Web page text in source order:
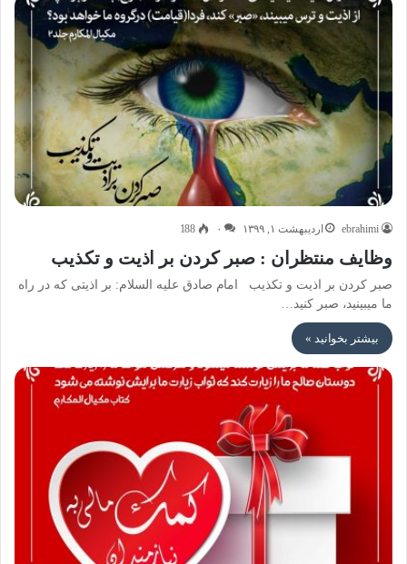
ebrahimi اردیبهشت ۱, ۱۳۹۹ ۰ 188
وظایف منتظران : صبر کردن بر اذیت و تکذیب
صبر کردن بر اذیت و تکذیب امام صادق علیه السلام: بر اذیتی که در راه
ما میبینید، صبر کنید…
بیشتر بخوانید »